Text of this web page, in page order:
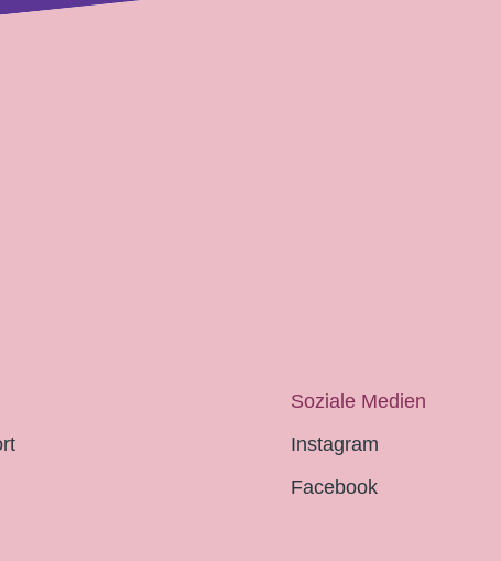
Soziale Medien
Instagram
Facebook